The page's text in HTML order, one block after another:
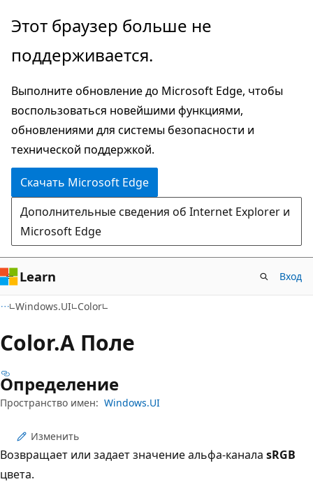
Пропустить
перейти
основному
содержимому
Переход
навигации
странице
Этот браузер больше не
поддерживается.
Выполните обновление до Microsoft Edge, чтобы
воспользоваться новейшими функциями,
обновлениями для системы безопасности и
технической поддержкой.
Скачать Microsoft Edge
Дополнительные сведения об Internet Explorer и
Microsoft Edge
Learn Вход
Windows.UI Color
Color.A Поле
Определение
Пространство имен: Windows.UI
Изменить
Возвращает или задает значение альфа-канала sRGB
цвета.